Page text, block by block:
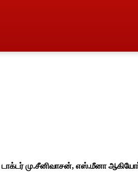
டாக்டர் மு.சீனிவாசன், எஸ்.மீனா